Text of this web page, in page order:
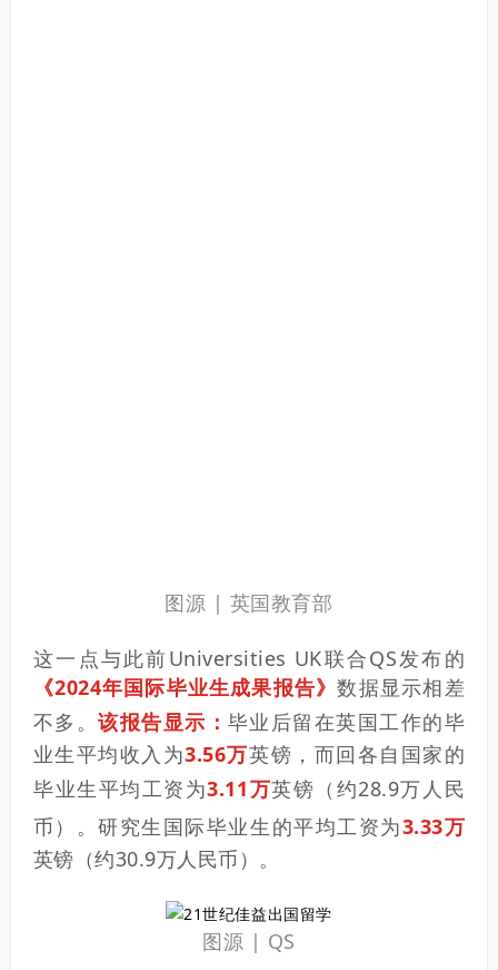
图源 | 英国教育部
这一点与此前Universities UK联合QS发布的
《2024年国际毕业生成果报告》数据显示相差
不多。该报告显示：毕业后留在英国工作的毕
业生平均收入为3.56万英镑，而回各自国家的
毕业生平均工资为3.11万英镑（约28.9万人民
币）。研究生国际毕业生的平均工资为3.33万
英镑（约30.9万人民币）。
图源 | QS